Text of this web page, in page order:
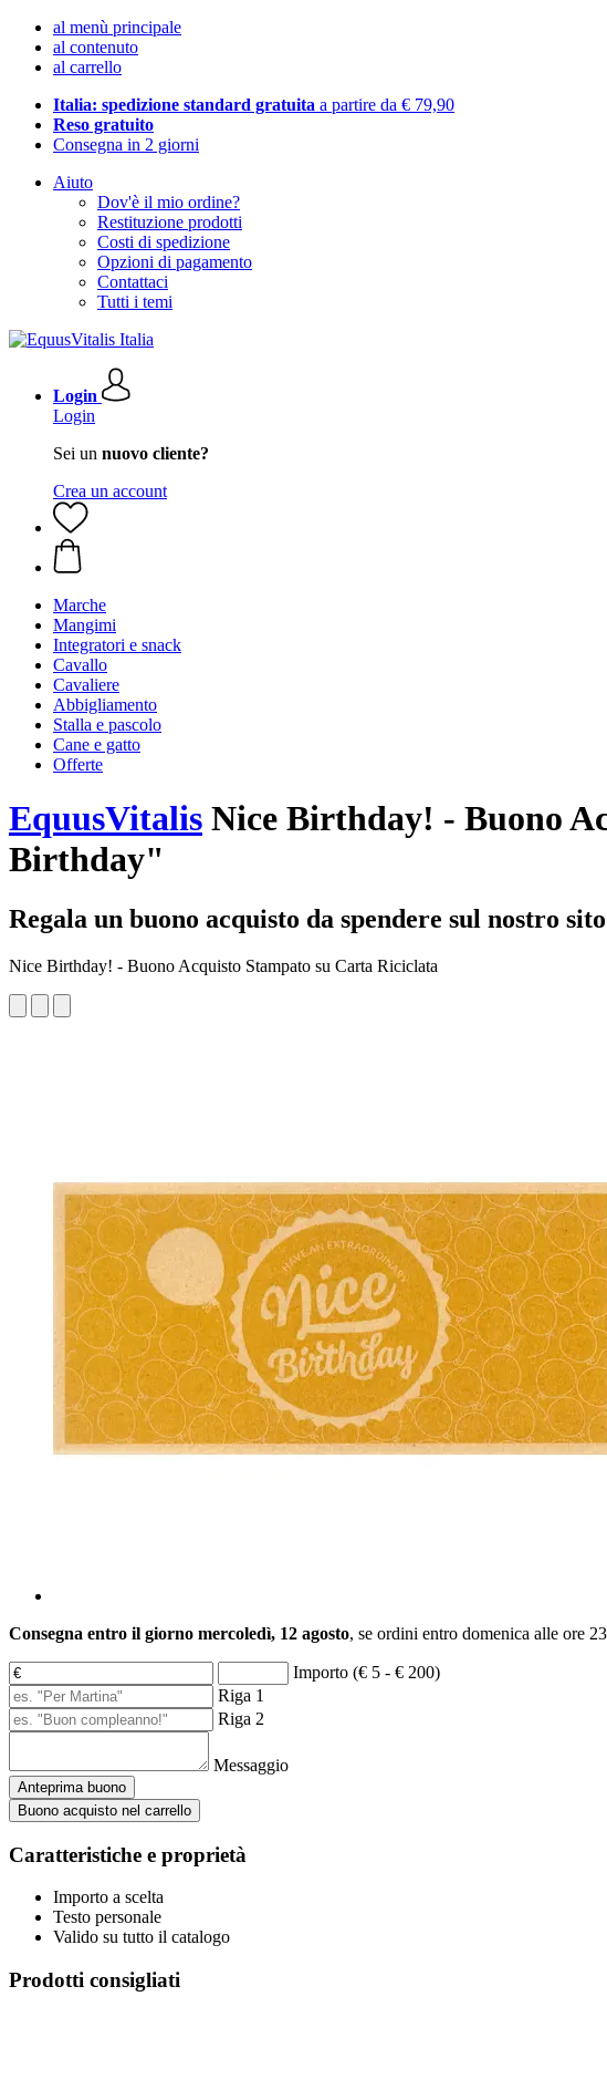
al menù principale
al contenuto
al carrello
Italia: spedizione standard gratuita a partire da € 79,90
Reso gratuito
Consegna in 2 giorni
Aiuto
Dov'è il mio ordine?
Restituzione prodotti
Costi di spedizione
Opzioni di pagamento
Contattaci
Tutti i temi
Login
Login
Sei un nuovo cliente?
Crea un account
Marche
Mangimi
Integratori e snack
Cavallo
Cavaliere
Abbigliamento
Stalla e pascolo
Cane e gatto
Offerte
EquusVitalis Nice Birthday! - Buono
Birthday"
Regala un buono acquisto da spendere sul nostro
Nice Birthday! - Buono Acquisto Stampato su Carta Riciclata
Consegna entro il giorno mercoledì, 12 agosto, se ordini entro domenica alle ore
Importo (€ 5 - € 200)
Riga 1
Riga 2
Messaggio
Anteprima buono
Buono acquisto nel carrello
Caratteristiche e proprietà
Importo a scelta
Testo personale
Valido su tutto il catalogo
Prodotti consigliati